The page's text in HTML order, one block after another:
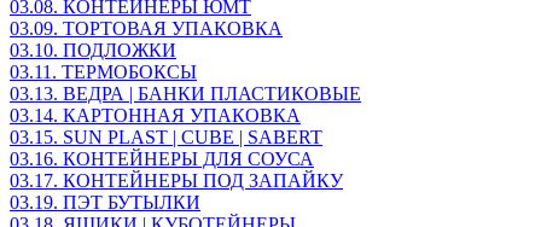
03.08. КОНТЕЙНЕРЫ ЮМТ
03.09. ТОРТОВАЯ УПАКОВКА
03.10. ПОДЛОЖКИ
03.11. ТЕРМОБОКСЫ
03.13. ВЕДРА | БАНКИ ПЛАСТИКОВЫЕ
03.14. КАРТОННАЯ УПАКОВКА
03.15. SUN PLAST | CUBE | SABERT
03.16. КОНТЕЙНЕРЫ ДЛЯ СОУСА
03.17. КОНТЕЙНЕРЫ ПОД ЗАПАЙКУ
03.19. ПЭТ БУТЫЛКИ